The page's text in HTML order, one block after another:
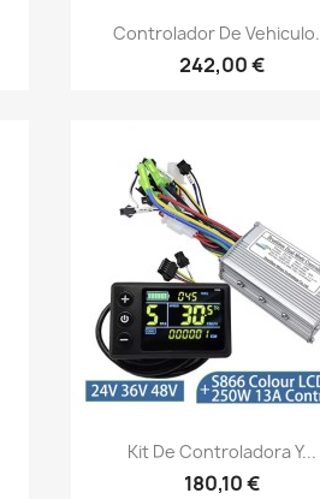
Vista rápida
Controlador De
242,00 €
Vista rápida
Kit De Controladora Y...
180,10 €